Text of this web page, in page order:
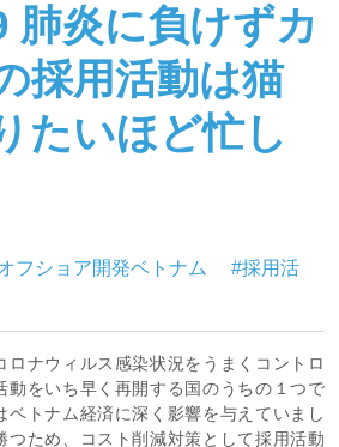
肺炎に負けずカ
採用活動は猫
たいほど忙し
フショア開発ベトナム
#採用活
ロナウィルス感染状況をうまくコントロ
動をいち早く再開する国のうちの１つで
ベトナム経済に深く影響を与えていまし
つため、コスト削減対策として採用活動